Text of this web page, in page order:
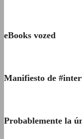
eBooks vozed
Manifiesto de
Probablemente la